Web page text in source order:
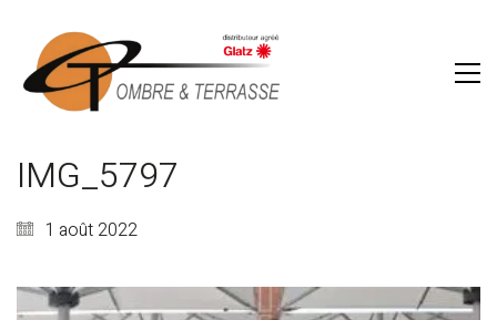
IMG_5797
1 août 2022